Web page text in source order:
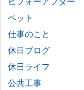
ペット
仕事のこと
休日ブログ
休日ライフ
公共工事